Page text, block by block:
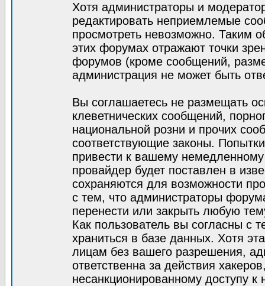
Хотя администраторы и
редактировать неприемлемые
просмотреть невозможно. Таким
этих форумах отражают точки
форумов (кроме сообщений,
администрация не может быть
Вы соглашаетесь не размещать
клеветнических сообщений,
национальной розни и прочих
соответствующие законы.
привести к вашему
провайдер будет поставлен в
сохраняются для возможности
с тем, что администраторы
перенести или закрыть любую
Как пользователь вы согласны с
храниться в базе данных. Хотя
лицам без вашего разрешения,
ответственна за действия
несанкционированному доступу к